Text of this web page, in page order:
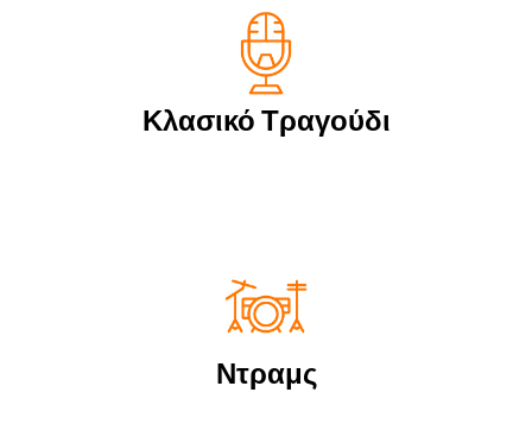
Κλασικό Τραγούδι
Ντραμς